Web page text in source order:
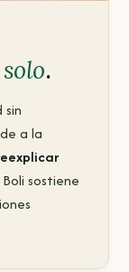
solo.
a la
sostiene